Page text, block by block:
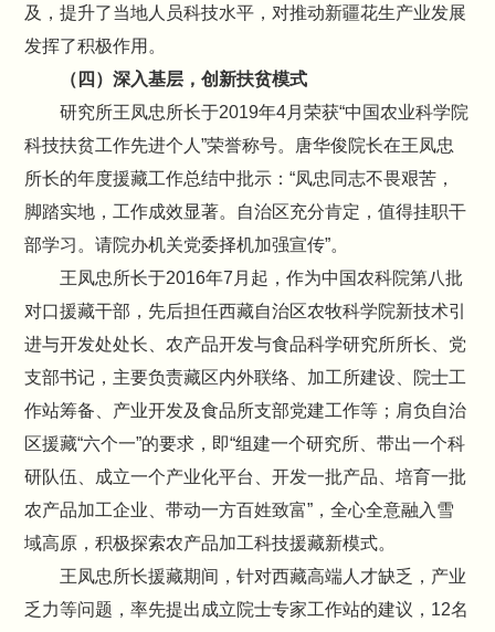
及，提升了当地人员科技水平，对推动新疆花生产业发展
发挥了积极作用。
（四）深入基层，创新扶贫模式
研究所王凤忠所长于2019年4月荣获“中国农业科学院
科技扶贫工作先进个人”荣誉称号。唐华俊院长在王凤忠
所长的年度援藏工作总结中批示：“凤忠同志不畏艰苦，
脚踏实地，工作成效显著。自治区充分肯定，值得挂职干
部学习。请院办机关党委择机加强宣传”。
王凤忠所长于2016年7月起，作为中国农科院第八批
对口援藏干部，先后担任西藏自治区农牧科学院新技术引
进与开发处处长、农产品开发与食品科学研究所所长、党
支部书记，主要负责藏区内外联络、加工所建设、院士工
作站筹备、产业开发及食品所支部党建工作等；肩负自治
区援藏“六个一”的要求，即“组建一个研究所、带出一个科
研队伍、成立一个产业化平台、开发一批产品、培育一批
农产品加工企业、带动一方百姓致富”，全心全意融入雪
域高原，积极探索农产品加工科技援藏新模式。
王凤忠所长援藏期间，针对西藏高端人才缺乏，产业
乏力等问题，率先提出成立院士专家工作站的建议，12名